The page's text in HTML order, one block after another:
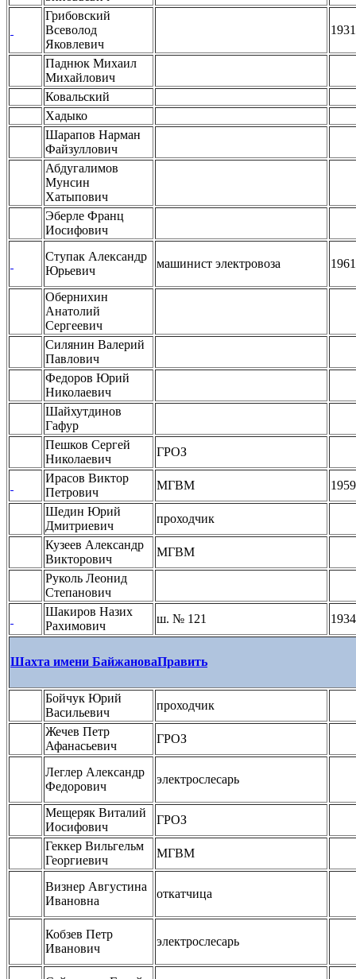
Грибовский
Всеволод
Яковлевич
1931
Паднюк Михаил
Михайлович
Ковальский
Хадыко
Шарапов Нарман
Файзуллович
Абдугалимов
Мунсин
Хатыпович
Эберле Франц
Иосифович
Ступак Александр
Юрьевич
машинист электровоза 1961
Обернихин
Анатолий
Сергеевич
Силянин Валерий
Павлович
Федоров Юрий
Николаевич
Шайхутдинов
Гафур
Пешков Сергей
Николаевич
ГРОЗ
Ирасов Виктор
Петрович
МГВМ
1959
Шедин Юрий
Дмитриевич
проходчик
Кузеев Александр
Викторович
МГВМ
Руколь Леонид
Степанович
Шакиров Назих
Рахимович
ш. № 121 1934
Шахта имени БайжановаПравить
Бойчук Юрий
Васильевич
проходчик
Жечев Петр
Афанасьевич
ГРОЗ
Леглер Александр
Федорович
электрослесарь
Мещеряк Виталий
Иосифович
ГРОЗ
Геккер Вильгельм
Георгиевич
МГВМ
Визнер Августина
Ивановна
откатчица
Кобзев Петр
Иванович
электрослесарь